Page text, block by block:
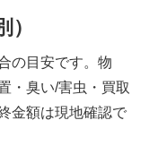
の目安です。物
・臭い/害虫・買取
金額は現地確認で